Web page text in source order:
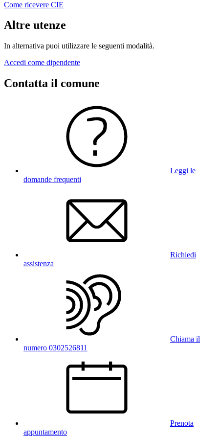
Come ricevere CIE
Altre utenze
In alternativa puoi utilizzare le seguenti modalità.
Accedi come dipendente
Contatta il comune
Leggi le
domande frequenti
Richiedi
assistenza
Chiama il
numero 0302526811
Prenota
appuntamento